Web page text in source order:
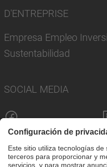
D'ENTREPRISE
Empresa Empleo
Sustentabilidad
SOCIAL MEDIA